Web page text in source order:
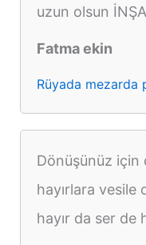
uzun olsun
Fatma ekin
Rüyada mezarda
Dönüşünüz için
hayırlara vesile
hayır da ser de